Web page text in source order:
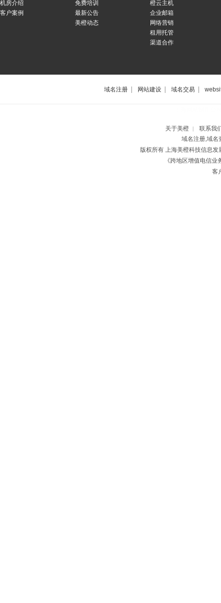
机房介绍
客户案例
免费培训
最新公告
美橙动态
橙云主机
企业邮箱
网络营销
租用托管
渠道合作
域名注册 | 网站建设 | 域名交易 |
关于美橙 |
联系我
域名注册,域名
版权所有 上海美橙科技信息
《跨地区增值电信
客